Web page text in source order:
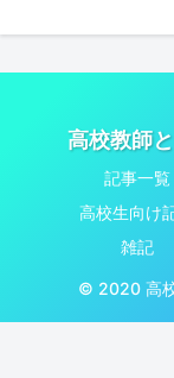
高校教師
記事一覧
高校生向け
雑記
© 2020 高